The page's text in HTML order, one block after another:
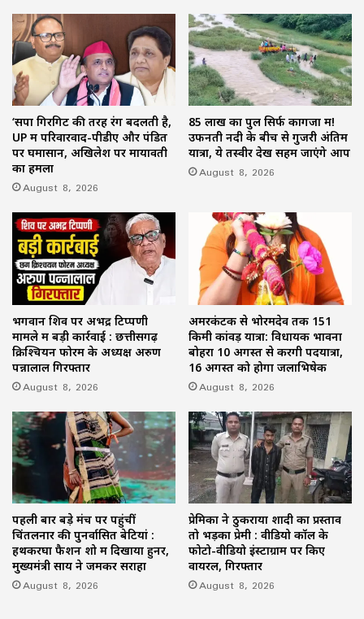
‘सपा गिरगिट की तरह रंग बदलती है,
UP में परिवारवाद-पीडीए और पंडित
पर घमासान, अखिलेश पर मायावती
का हमला
August 8, 2026
85 लाख का पुल सिर्फ कागजों में!
उफनती नदी के बीच से गुजरी अंतिम
यात्रा, ये तस्वीर देख सहम जाएंगे आप
August 8, 2026
भगवान शिव पर अभद्र टिप्पणी
मामले में बड़ी कार्रवाई : छत्तीसगढ़
क्रिश्चियन फोरम के अध्यक्ष अरुण
पन्नालाल गिरफ्तार
August 8, 2026
अमरकंटक से भोरमदेव तक 151
किमी कांवड़ यात्रा: विधायक भावना
बोहरा 10 अगस्त से करेंगी पदयात्रा,
16 अगस्त को होगा जलाभिषेक
August 8, 2026
पहली बार बड़े मंच पर पहुंचीं
चिंतलनार की पुनर्वासित बेटियां :
हथकरघा फैशन शो में दिखाया हुनर,
मुख्यमंत्री साय ने जमकर सराहा
August 8, 2026
प्रेमिका ने ठुकराया शादी का प्रस्ताव
तो भड़का प्रेमी : वीडियो कॉल के
फोटो-वीडियो इंस्टाग्राम पर किए
वायरल, गिरफ्तार
August 8, 2026